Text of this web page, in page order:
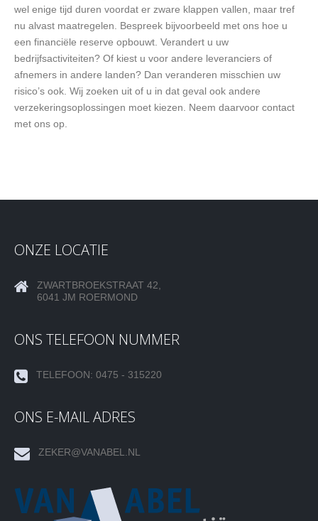
wel enige tijd duren voordat er zware klappen vallen, maar tref
nu alvast maatregelen. Bespreek bijvoorbeeld met ons hoe u
een financiële reserve opbouwt. Verandert u uw
bedrijfsactiviteiten? Of kiest u voor andere leveranciers of
afnemers in andere landen? Dan veranderen misschien uw
risico’s ook. Wij zoeken uit of u in dat geval ook andere
verzekeringsoplossingen moet kiezen. Neem daarvoor contact
met ons op.
ONZE LOCATIE
ZWARTBROEKSTRAAT 42,
6041 JM ROERMOND
ONS TELEFOON NUMMER
TELEFOON: 0475 - 315220
ONS E-MAIL ADRES
ZEKER@VANABEL.NL